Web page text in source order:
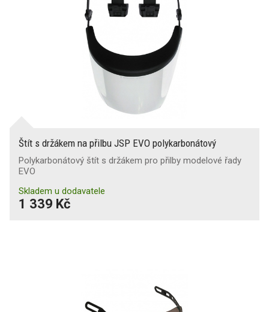
Štít s držákem na přilbu JSP EVO polykarbonátový
Polykarbonátový štít s držákem pro přilby modelové řady
EVO
Skladem u dodavatele
1 339 Kč